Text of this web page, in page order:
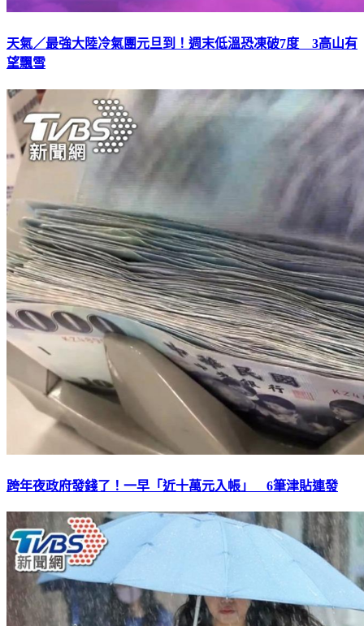
天氣／最強大陸冷氣團元旦到！週末低溫恐凍破7度 3高山有
望飄雪
跨年夜政府發錢了！一早「近十萬元入帳」 6筆津貼連發